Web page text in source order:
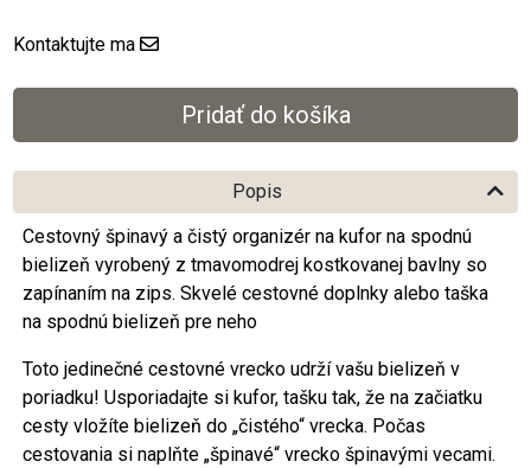
Kontaktujte ma
Popis
Cestovný špinavý a čistý organizér na kufor na spodnú
bielizeň vyrobený z tmavomodrej kostkovanej bavlny so
zapínaním na zips. Skvelé cestovné doplnky alebo taška
na spodnú bielizeň pre neho
Toto jedinečné cestovné vrecko udrží vašu bielizeň v
poriadku! Usporiadajte si kufor, tašku tak, že na začiatku
cesty vložíte bielizeň do „čistého“ vrecka. Počas
cestovania si naplňte „špinavé“ vrecko špinavými vecami.